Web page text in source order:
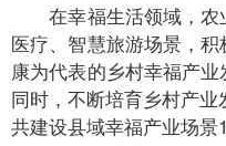
在幸福生活领域，农
医疗、智慧旅游场景，
康为代表的乡村幸福产
同时，不断培育乡村产
共建设县域幸福产业场